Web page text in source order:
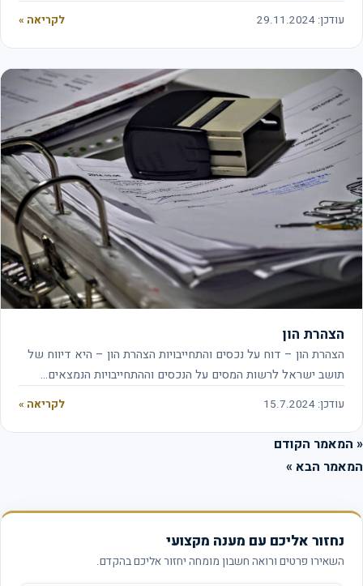
עודכן: 29.11.2024 לקריאה »
הצהרת הון
הצהרת הון – דוח על נכסים והתחייבויות הצהרת הון – היא דיווח של
תושב ישראל לרשות המסים על הנכסים וההתחייבויות הנמצאים…
עודכן: 15.7.2024 לקריאה »
הקודם
הבא »
נחזור אליכם עם מענה מקצועי
השאירו פרטים ורואה חשבון מומחה יחזור אליכם בהקדם.